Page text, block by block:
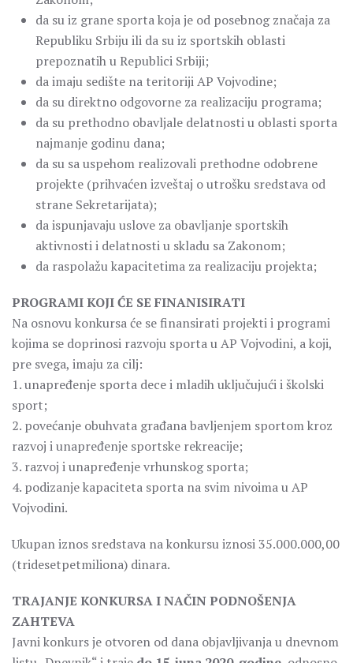
da su iz grane sporta koja je od posebnog značaja za
Republiku Srbiju ili da su iz sportskih oblasti
prepoznatih u Republici Srbiji;
da imaju sedište na teritoriji AP Vojvodine;
da su direktno odgovorne za realizaciju programa;
da su prethodno obavljale delatnosti u oblasti sporta
najmanje godinu dana;
da su sa uspehom realizovali prethodne odobrene
projekte (prihvaćen izveštaj o utrošku sredstava od
strane Sekretarijata);
da ispunjavaju uslove za obavljanje sportskih
aktivnosti i delatnosti u skladu sa Zakonom;
da raspolažu kapacitetima za realizaciju projekta;
PROGRAMI KOJI ĆE SE FINANISIRATI
Na osnovu konkursa će se finansirati projekti i programi
kojima se doprinosi razvoju sporta u AP Vojvodini, a koji,
pre svega, imaju za cilj:
1. unapređenje sporta dece i mladih uključujući i školski
sport;
2. povećanje obuhvata građana bavljenjem sportom kroz
razvoj i unapređenje sportske rekreacije;
3. razvoj i unapređenje vrhunskog sporta;
4. podizanje kapaciteta sporta na svim nivoima u AP
Vojvodini.
Ukupan iznos sredstava na konkursu iznosi 35.000.000,00
(tridesetpetmiliona) dinara.
TRAJANJE KONKURSA I NAČIN PODNOŠENJA
ZAHTEVA
Javni konkurs je otvoren od dana objavljivanja u dnevnom